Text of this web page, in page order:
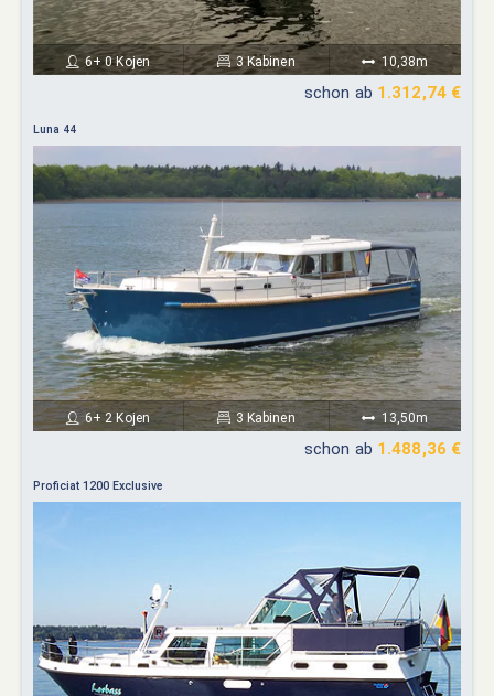
6+ 0 Kojen 3 Kabinen 10,38m
schon ab 1.312,74 €
Luna 44
6+ 2 Kojen 3 Kabinen 13,50m
schon ab 1.488,36 €
Proficiat 1200 Exclusive